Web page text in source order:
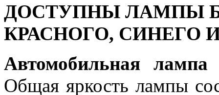
ДОСТУПНЫ ЛАМПЫ
КРАСНОГО, СИНЕГО
Автомобильная
Общая яркость лампы